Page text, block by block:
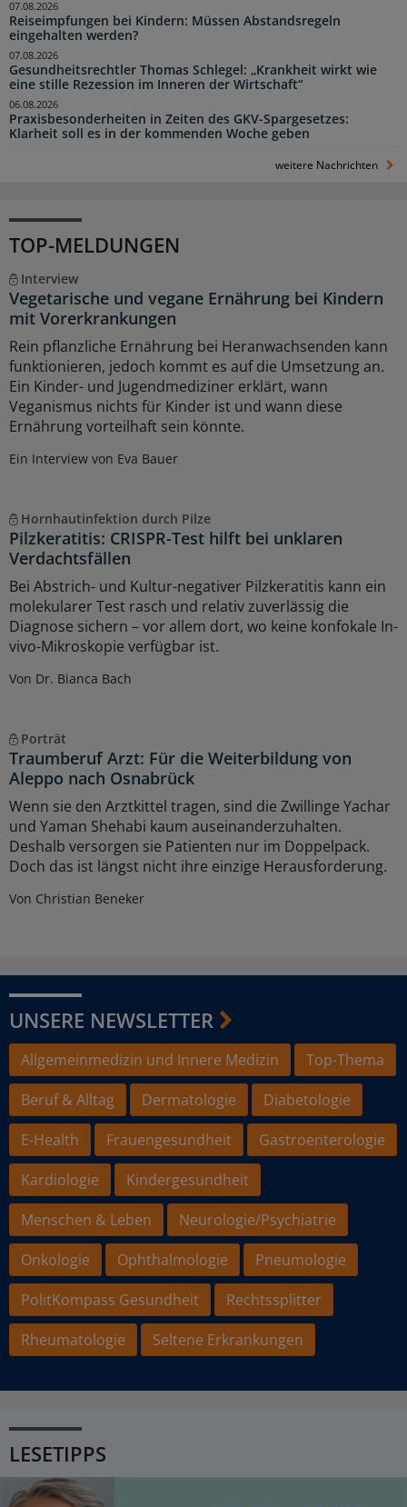
Reiseimpfungen bei Kindern: Müssen Abstandsregeln
eingehalten werden?
07.08.2026
Gesundheitsrechtler Thomas Schlegel: „Krankheit wirkt wie
eine stille Rezession im Inneren der Wirtschaft“
07.08.2026
Praxisbesonderheiten in Zeiten des GKV-Spargesetzes:
Klarheit soll es in der kommenden Woche geben
06.08.2026
weitere Nachrichten
TOP-MELDUNGEN
Interview
Vegetarische und vegane Ernährung bei Kindern
mit Vorerkrankungen
Rein pflanzliche Ernährung bei Heranwachsenden kann
funktionieren, jedoch kommt es auf die Umsetzung an.
Ein Kinder- und Jugendmediziner erklärt, wann
Veganismus nichts für Kinder ist und wann diese
Ernährung vorteilhaft sein könnte.
Ein Interview von Eva Bauer
Hornhautinfektion durch Pilze
Pilzkeratitis: CRISPR-Test hilft bei unklaren
Verdachtsfällen
Bei Abstrich- und Kultur-negativer Pilzkeratitis kann ein
molekularer Test rasch und relativ zuverlässig die
Diagnose sichern – vor allem dort, wo keine konfokale In-
vivo-Mikroskopie verfügbar ist.
Von Dr. Bianca Bach
Porträt
Traumberuf Arzt: Für die Weiterbildung von
Aleppo nach Osnabrück
Wenn sie den Arztkittel tragen, sind die Zwillinge Yachar
und Yaman Shehabi kaum auseinanderzuhalten.
Deshalb versorgen sie Patienten nur im Doppelpack.
Doch das ist längst nicht ihre einzige Herausforderung.
Von Christian Beneker
UNSERE NEWSLETTER
Allgemeinmedizin und Innere Medizin
Top-Thema
Beruf & Alltag
Dermatologie
Diabetologie
E-Health
Frauengesundheit
Gastroenterologie
Kardiologie
Kindergesundheit
Menschen & Leben
Neurologie/Psychiatrie
Onkologie
Ophthalmologie
Pneumologie
PolitKompass Gesundheit
Rechtssplitter
Rheumatologie
Seltene Erkrankungen
LESETIPPS